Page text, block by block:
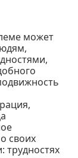
может
своих
трудностях